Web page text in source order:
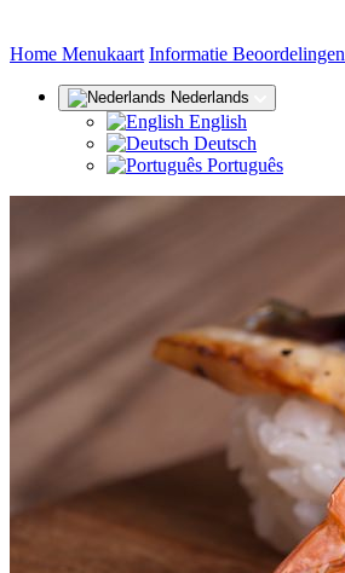
Home (huidige)
Menukaart Informatie Beoordelingen
Nederlands
English
Deutsch
Português